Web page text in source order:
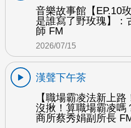
音樂故事館【EP.10
是誰寫了野玫瑰】：
師 FM
2026/07/15
漢聲下午茶
【職場霸凌法新上
沒揪！算職場霸凌嗎
商所蔡秀娟副所長